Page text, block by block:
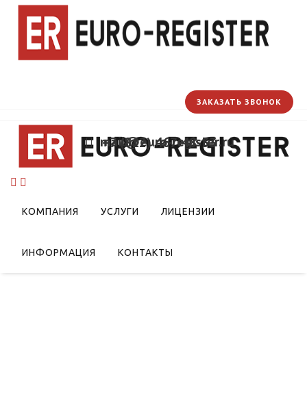
+7 (812) 467-48-33
mail@euro-register.ru
ЗАКАЗАТЬ ЗВОНОК
КОМПАНИЯ УСЛУГИ ЛИЦЕНЗИИ
ИНФОРМАЦИЯ КОНТАКТЫ